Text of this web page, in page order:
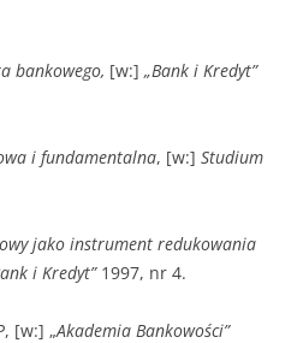
bankowego, [w:] „Bank i Kredyt”
i fundamentalna, [w:] Studium
jako instrument redukowania
i Kredyt” 1997, nr 4.
, [w:] „Akademia Bankowości”